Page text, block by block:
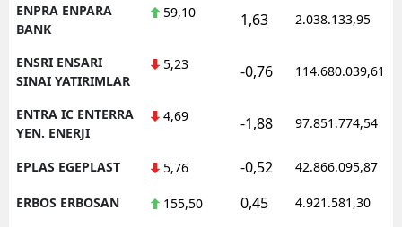
ENPRA ENPARA
BANK
59,10 1,63 2.038.133,95
ENSRI ENSARI
SINAI YATIRIMLAR
5,23 -0,76 114.680.039,61
ENTRA IC ENTERRA
YEN. ENERJI
4,69 -1,88 97.851.774,54
EPLAS EGEPLAST 5,76 -0,52 42.866.095,87
ERBOS ERBOSAN 155,50 0,45 4.921.581,30